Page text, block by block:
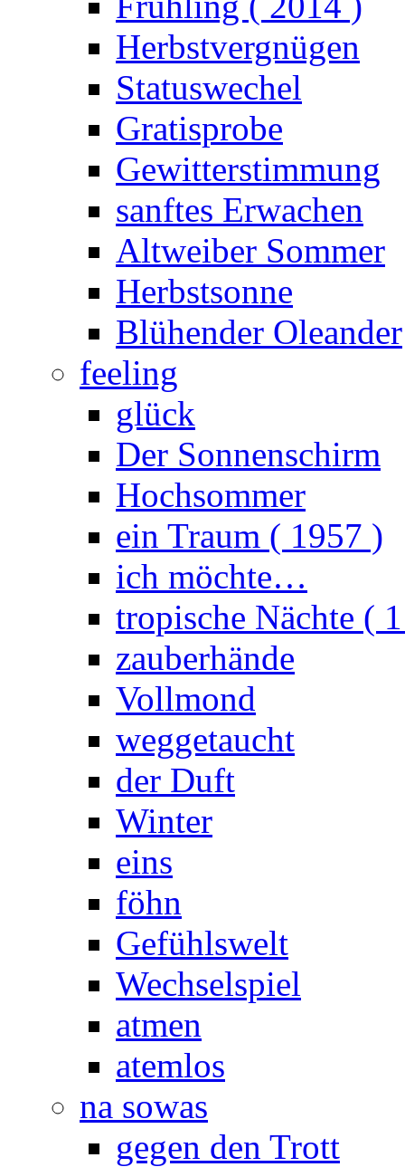
Herbstvergnügen
Statuswechel
Gratisprobe
Gewitterstimmung
sanftes Erwachen
Altweiber Sommer
Herbstsonne
Blühender Oleander
feeling
glück
Der Sonnenschirm
Hochsommer
ein Traum ( 1957 )
ich möchte…
tropische Nächte (
zauberhände
Vollmond
weggetaucht
der Duft
Winter
eins
föhn
Gefühlswelt
Wechselspiel
atmen
atemlos
na sowas
gegen den Trott